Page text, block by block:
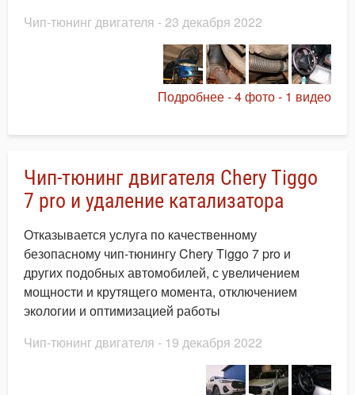
Чип-тюнинг двигателя - 23 декабря 2022
Подробнее - 4 фото - 1 видео
Чип-тюнинг двигателя Chery Tiggo
7 pro и удаление катализатора
Отказывается услуга по качественному
безопасному чип-тюнингу Chery Tiggo 7 pro и
других подобных автомобилей, с увеличением
мощности и крутящего момента, отключением
экологии и оптимизацией работы
Чип-тюнинг двигателя - 19 декабря 2022